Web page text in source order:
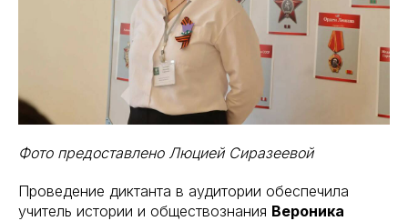
Фото предоставлено Люцией Сиразеевой
Проведение диктанта в аудитории обеспечила
учитель истории и обществознания Вероника